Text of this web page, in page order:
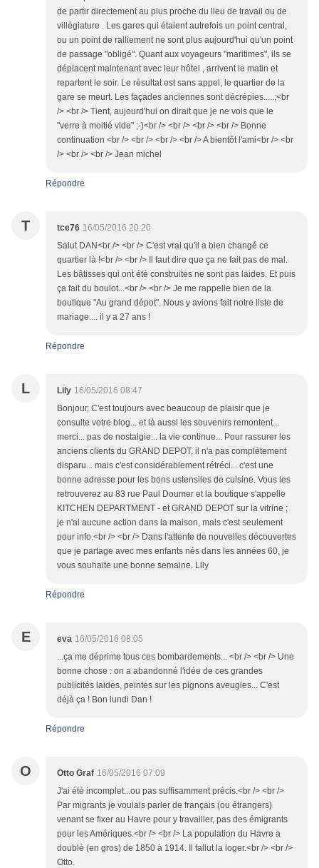
de partir directement au plus proche du lieu de travail ou de
villégiature . Les gares qui étaient autrefois un point central,
ou un point de ralliement ne sont plus aujourd'hui qu'un point
de passage "obligé". Quant aux voyageurs "maritimes", ils se
déplacent maintenant avec leur hôtel , arrivent le matin et
repartent le soir. Le résultat est sans appel, le quartier de la
gare se meurt. Les façades anciennes sont décrépies.....;<br
/> <br /> Tient, aujourd'hui on dirait que je ne vois que le
"verre à moitié vide" ;-)<br /> <br /> <br /> <br /> Bonne
continuation <br /> <br /> <br /> <br /> A bientôt l'ami<br /> <br
/> <br /> <br /> Jean michel
Répondre
T tce76 16/05/2016 20:20
Salut DAN<br /> <br /> C'est vrai qu'il a bien changé ce
quartier là !<br /> <br /> Il faut dire que ça ne fait pas de mal.
Les bâtisses qui ont été construites ne sont pas laides. Et puis
ça fait du boulot...<br /> <br /> Je me rappelle bien de la
boutique "Au grand dépot". Nous y avions fait notre liste de
mariage.... il y a 27 ans !
Répondre
L Lily 16/05/2016 08:47
Bonjour, C'est toujours avec beaucoup de plaisir que je
consulte votre blog... et là aussi les souvenirs remontent...
merci... pas de nostalgie... la vie continue... Pour rassurer les
anciens clients du GRAND DEPOT, il n'a pas complètement
disparu... mais c'est considérablement rétréci... c'est une
bonne adresse pour les bons ustensiles de cuisine. Vous les
retrouverez au 83 rue Paul Doumer et la boutique s'appelle
KITCHEN DEPARTMENT - et GRAND DEPOT sur la vitrine ;
je n'ai aucune action dans la maison, mais c'est seulement
pour info.<br /> <br /> Dans l'attente de nouvelles découvertes
que je partage avec mes enfants nés dans les années 60, je
vous souhaite une bonne semaine. Lily
Répondre
E eva 16/05/2016 08:05
...ça me déprime tous ces bombardements... <br /> <br /> Une
bonne chose : on a abandonné l'idée de ces grandes
publicités laides, peintes sur les pignons aveugles... C'est
déjà ça ! Bon lundi Dan !
Répondre
O Otto Graf 16/05/2016 07:09
J'ai été incomplet...ou pas suffisamment précis.<br /> <br />
Par migrants je voulais parler de français (ou étrangers)
venant se fixer au Havre pour y travailler, pas des émigrants
pour les Amériques.<br /> <br /> La population du Havre a
doublé (en gros) de 1850 à 1914. Il fallut la loger.<br /> <br />
Otto.